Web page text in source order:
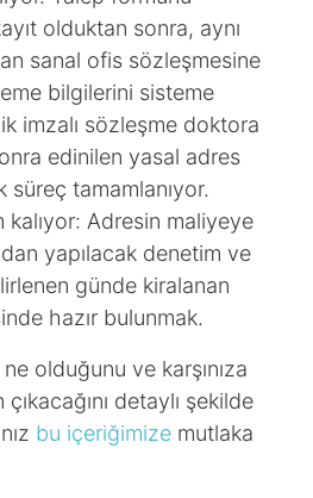
olduktan sonra, aynı
sanal ofis sözleşmesine
bilgilerini sisteme
imzalı sözleşme doktora
edinilen yasal adres
tamamlanıyor.
kalıyor: Adresin maliyeye
yapılacak denetim ve
günde kiralanan
hazır bulunmak.
ne olduğunu ve karşınıza
detaylı şekilde
bu içeriğimize mutlaka